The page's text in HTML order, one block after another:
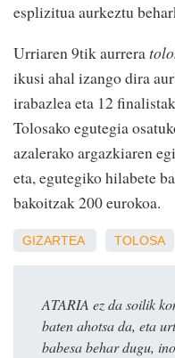
esplizitua aurkeztu
Urriaren 9tik aurrera
ikusi ahal izango dira
irabazlea eta 12
Tolosako egutegia
azalerako argazkiaren
eta, egutegiko hilabete
bakoitzak 200 eurokoa.
GIZARTEA TOLOSA
ATARIA ez da soilik
baten ahotsa da, eta
babesa behar dugu,